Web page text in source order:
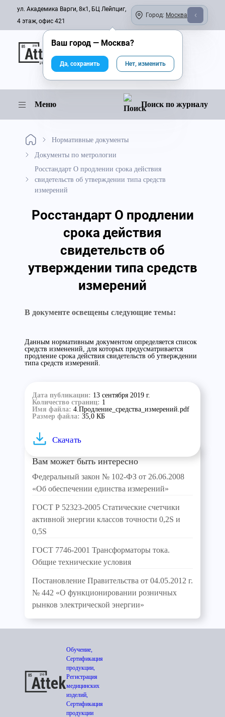
ул. Академика Варги, 8к1, БЦ Лейпциг,
4 этаж, офис 421
Город: Москва
Онлайн-журнал
Меню Поиск по журналу
Нормативные документы
Документы по метрологии
Росстандарт О продлении срока действия
свидетельств об утверждении типа средств
измерений
Росстандарт О продлении
срока действия
свидетельств об
утверждении типа средств
измерений
В документе освещены следующие темы:
Данным нормативным документом определяется список
средств изменений, для которых предусматривается
продление срока действия свидетельств об утверждении
типа средств измерений.
Дата публикации: 13 сентября 2019 г.
Количество страниц: 1
Имя файла: 4.Продление_средства_измерений.pdf
Размер файла: 35,0 КБ
Скачать
Вам может быть интересно
Федеральный закон № 102-ФЗ от 26.06.2008
«Об обеспечении единства измерений»
ГОСТ Р 52323-2005 Статические счетчики
активной энергии классов точности 0,2S и
0,5S
ГОСТ 7746-2001 Трансформаторы тока.
Общие технические условия
Постановление Правительства от 04.05.2012 г.
№ 442 «О функционировании розничных
рынков электрической энергии»
Обучение,
Сертификация
продукции,
Регистрация
медицинских
изделий,
Сертификация
продукции
Ваш город — Москва?
Да, сохранить Нет, изменить